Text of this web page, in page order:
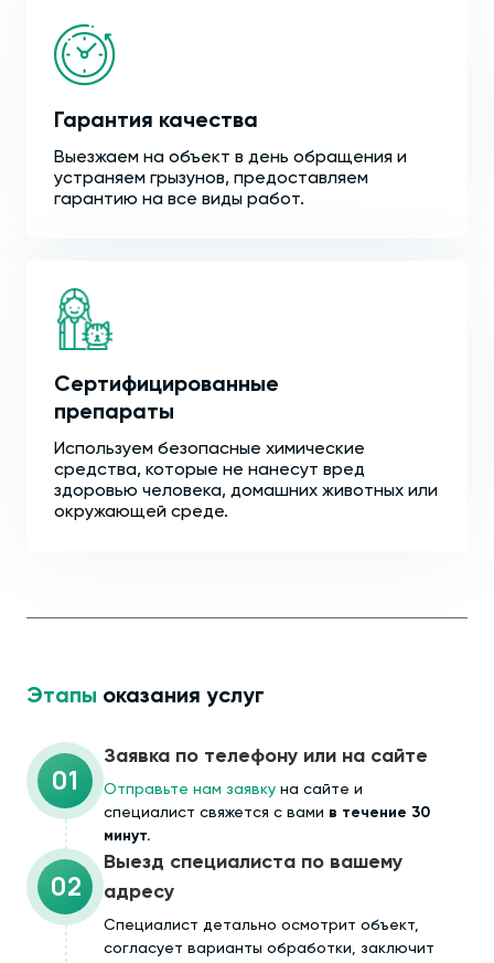
Гарантия качества
Выезжаем на объект в день обращения и
устраняем грызунов, предоставляем
гарантию на все виды работ.
Сертифицированные
препараты
Используем безопасные химические
средства, которые не нанесут вред
здоровью человека, домашних животных или
окружающей среде.
Этапы оказания услуг
01
Заявка по телефону или на сайте
Отправьте нам заявку на сайте и
специалист свяжется с вами в течение 30
минут.
02
Выезд специалиста по вашему
адресу
Cпециалист детально осмотрит объект,
согласует варианты обработки, заключит